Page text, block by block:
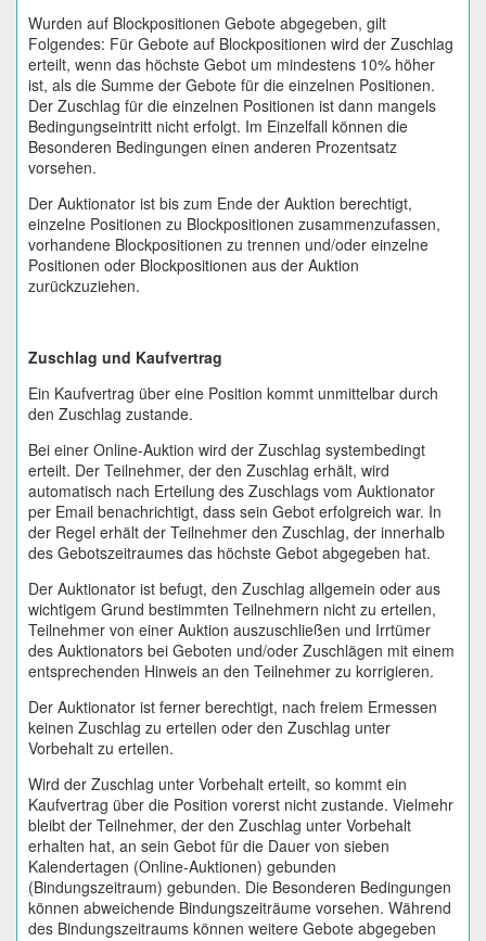
Wurden auf Blockpositionen Gebote abgegeben, gilt
Folgendes: Für Gebote auf Blockpositionen wird der Zuschlag
erteilt, wenn das höchste Gebot um mindestens 10% höher
ist, als die Summe der Gebote für die einzelnen Positionen.
Der Zuschlag für die einzelnen Positionen ist dann mangels
Bedingungseintritt nicht erfolgt. Im Einzelfall können die
Besonderen Bedingungen einen anderen Prozentsatz
vorsehen.
Der Auktionator ist bis zum Ende der Auktion berechtigt,
einzelne Positionen zu Blockpositionen zusammenzufassen,
vorhandene Blockpositionen zu trennen und/oder einzelne
Positionen oder Blockpositionen aus der Auktion
zurückzuziehen.
Zuschlag und Kaufvertrag
Ein Kaufvertrag über eine Position kommt unmittelbar durch
den Zuschlag zustande.
Bei einer Online-Auktion wird der Zuschlag systembedingt
erteilt. Der Teilnehmer, der den Zuschlag erhält, wird
automatisch nach Erteilung des Zuschlags vom Auktionator
per Email benachrichtigt, dass sein Gebot erfolgreich war. In
der Regel erhält der Teilnehmer den Zuschlag, der innerhalb
des Gebotszeitraumes das höchste Gebot abgegeben hat.
Der Auktionator ist befugt, den Zuschlag allgemein oder aus
wichtigem Grund bestimmten Teilnehmern nicht zu erteilen,
Teilnehmer von einer Auktion auszuschließen und Irrtümer
des Auktionators bei Geboten und/oder Zuschlägen mit einem
entsprechenden Hinweis an den Teilnehmer zu korrigieren.
Der Auktionator ist ferner berechtigt, nach freiem Ermessen
keinen Zuschlag zu erteilen oder den Zuschlag unter
Vorbehalt zu erteilen.
Wird der Zuschlag unter Vorbehalt erteilt, so kommt ein
Kaufvertrag über die Position vorerst nicht zustande. Vielmehr
bleibt der Teilnehmer, der den Zuschlag unter Vorbehalt
erhalten hat, an sein Gebot für die Dauer von sieben
Kalendertagen (Online-Auktionen) gebunden
(Bindungszeitraum) gebunden. Die Besonderen Bedingungen
können abweichende Bindungszeiträume vorsehen. Während
des Bindungszeitraums können weitere Gebote abgegeben